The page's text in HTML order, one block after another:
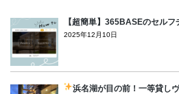
【超簡単】365BASEのセル
2025年12月10日
浜名湖が目の前！一等貸し